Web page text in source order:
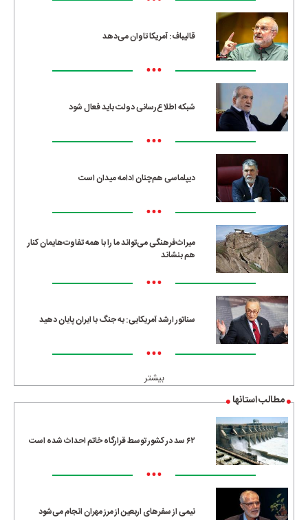
قالیباف: آمریکا تاوان می‌دهد
•••
شبکه اطلاع‌رسانی دولت باید فعال شود
•••
دیپلماسی هم‌چنان ادامه میدان است
•••
میراث‌فرهنگی می‌تواند ما را با همه تفاوت‌هایمان کنار
هم بنشاند
•••
سناتور ارشد آمریکایی: به جنگ با ایران پایان دهید
•••
بیشتر
مطالب استانها
۶۲ سد در کشور توسط قرارگاه خاتم احداث شده است
•••
نیمی از سفرهای اربعین از مرز مهران انجام می‌شود